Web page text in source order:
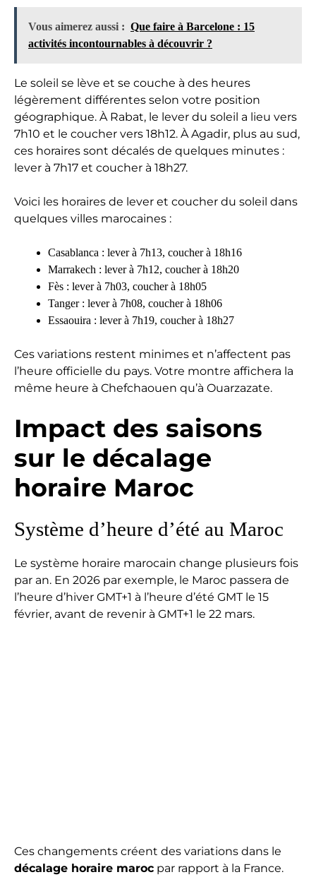
Vous aimerez aussi : Que faire à Barcelone : 15
activités incontournables à découvrir ?
Le soleil se lève et se couche à des heures
légèrement différentes selon votre position
géographique. À Rabat, le lever du soleil a lieu vers
7h10 et le coucher vers 18h12. À Agadir, plus au sud,
ces horaires sont décalés de quelques minutes :
lever à 7h17 et coucher à 18h27.
Voici les horaires de lever et coucher du soleil dans
quelques villes marocaines :
Casablanca : lever à 7h13, coucher à 18h16
Marrakech : lever à 7h12, coucher à 18h20
Fès : lever à 7h03, coucher à 18h05
Tanger : lever à 7h08, coucher à 18h06
Essaouira : lever à 7h19, coucher à 18h27
Ces variations restent minimes et n’affectent pas
l’heure officielle du pays. Votre montre affichera la
même heure à Chefchaouen qu’à Ouarzazate.
Impact des saisons
sur le décalage
horaire Maroc
Système d’heure d’été au Maroc
Le système horaire marocain change plusieurs fois
par an. En 2026 par exemple, le Maroc passera de
l’heure d’hiver GMT+1 à l’heure d’été GMT le 15
février, avant de revenir à GMT+1 le 22 mars.
Ces changements créent des variations dans le
décalage horaire maroc par rapport à la France.